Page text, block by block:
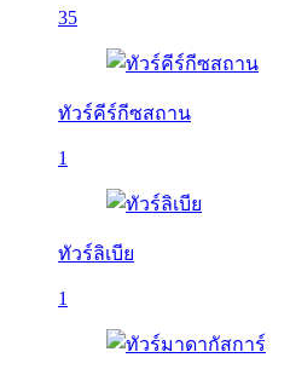
35
ทัวร์คีร์กีซสถาน
1
ทัวร์ลิเบีย
1